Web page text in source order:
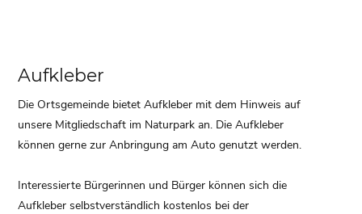
Aufkleber
Die Ortsgemeinde bietet Aufkleber mit dem Hinweis auf
unsere Mitgliedschaft im Naturpark an. Die Aufkleber
können gerne zur Anbringung am Auto genutzt werden.
Interessierte Bürgerinnen und Bürger können sich die
Aufkleber selbstverständlich kostenlos bei der